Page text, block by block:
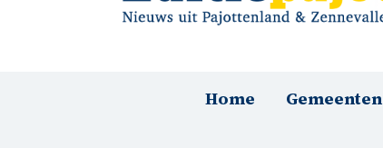
HoofdnavigatieHome Gemeenten